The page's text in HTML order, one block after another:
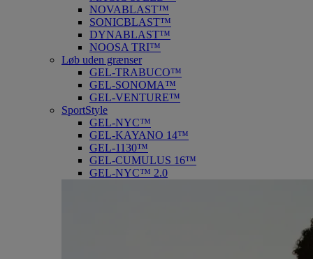
NOVABLAST™
SONICBLAST™
DYNABLAST™
NOOSA TRI™
Løb uden grænser
GEL-TRABUCO™
GEL-SONOMA™
GEL-VENTURE™
SportStyle
GEL-NYC™
GEL-KAYANO 14™
GEL-1130™
GEL-CUMULUS 16™
GEL-NYC™ 2.0